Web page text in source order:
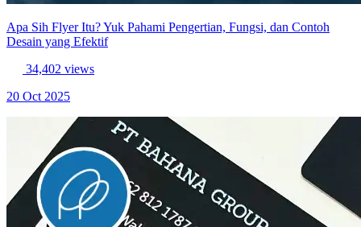
Apa Sih Flyer Itu? Yuk Pahami Pengertian, Fungsi, dan Contoh
Desain yang Efektif
34,402 views
20 Oct 2025